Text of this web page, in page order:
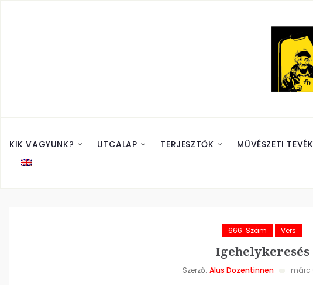
KIK VAGYUNK? UTCALAP TERJESZTŐK MŰVÉSZETI
666. Szám Vers
Igehelykeresés
Szerző: Alus Dozentinnen márc